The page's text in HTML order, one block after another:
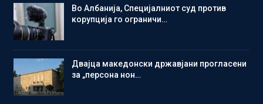
Во Албанија, Специјалниот суд против
корупција го ограничи…
Двајца македонски државјани прогласени
за „персона нон…